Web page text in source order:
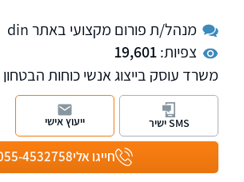
מנהל/ת פורום מקצועי באתר din
צפיות:19,601
משרד עוסק בייצוג אנשי כוחות
משטרה, שב"כ, שב"ס וכו'), המבקשים
מערכת הבטחון וביצוג נכים בוועדות
מחוזיות ועליונות.
חייגו אלי4532758
SMS ישיר ייעוץ אישי